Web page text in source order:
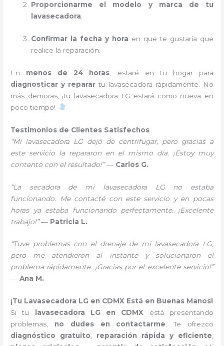
Proporcionarme el modelo y marca de tu
lavasecadora
Confirmar la fecha y hora en que te gustaría que
realice la reparación.
En menos de 24 horas , estaré en tu hogar para
diagnosticar y reparar tu lavasecadora rápidamente. No
más demoras, ¡tu lavasecadora LG estará como nueva en
poco tiempo!
Testimonios de Clientes Satisfechos
“Mi lavasecadora LG dejó de centrifugar, pero gracias a
este servicio la repararon en el mismo día. ¡Estoy muy
contento con el resultado!”— Carlos G.
“La secadora de mi lavasecadora LG no estaba
funcionando. Me contacté con este servicio y en pocas
horas ya estaba funcionando perfectamente. ¡Excelente
trabajo!”— Patricia L.
“Tuve problemas con el drenaje de mi lavasecadora LG,
pero me atendieron al instante y solucionaron el
problema rápidamente. ¡Gracias por el excelente servicio!”
—Ana M.
¡Tu Lavasecadora LG en CDMX Está en Buenas Manos!
Si tu
lavasecadora LG en CDMX está presentando
problemas, no dudes en contactarme. Te ofrezco
diagnóstico gratuito, reparación rápida y eficiente,